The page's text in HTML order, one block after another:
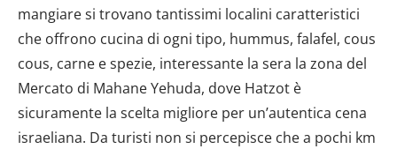
mangiare si trovano tantissimi localini caratteristici
che offrono cucina di ogni tipo, hummus, falafel, cous
cous, carne e spezie, interessante la sera la zona del
Mercato di Mahane Yehuda, dove Hatzot è
sicuramente la scelta migliore per un’autentica cena
israeliana. Da turisti non si percepisce che a pochi km